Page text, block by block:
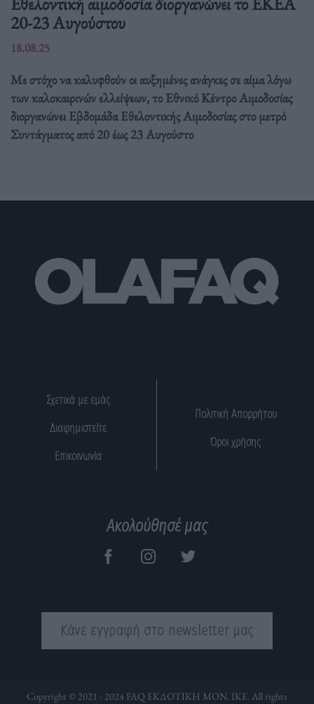
20-23 Αυγούστου
18.08.25
Με στόχο να καλυφθούν οι αυξημένες ανάγκες σε αίμα λόγω
των καλοκαιρινών ελλείψεων, το Εθνικό Κέντρο Αιμοδοσίας
διοργανώνει Εβδομάδα Εθελοντικής Αιμοδοσίας στο μετρό
Συντάγματος από 20 έως 23 Αυγούστο
Σχετικά με εμάς
Διαφημιστείτε
Επικοινωνία
Πολιτική Απορρήτου
Όροι χρήσης
Ακολούθησέ μας
Κάνε εγγραφή στο newsletter μας
Copyright © 2021 - 2024 FAQ ΕΚΔΟΤΙΚΗ ΜΟΝ. ΙΚΕ. All rights